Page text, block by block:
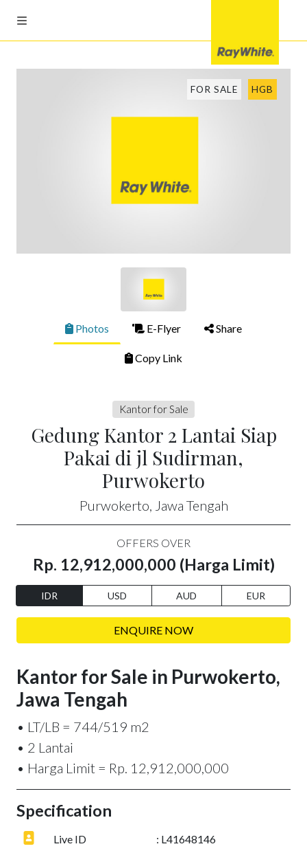
FOR SALE HGB
Photos E-Flyer Share
Copy Link
Kantor for Sale
Gedung Kantor 2 Lantai Siap
Pakai di jl Sudirman,
Purwokerto
Purwokerto, Jawa Tengah
OFFERS OVER
Rp. 12,912,000,000 (Harga Limit)
IDR USD AUD EUR
ENQUIRE NOW
Kantor for Sale in Purwokerto,
Jawa Tengah
• LT/LB = 744/519 m2
• 2 Lantai
• Harga Limit = Rp. 12,912,000,000
Specification
Live ID : L41648146